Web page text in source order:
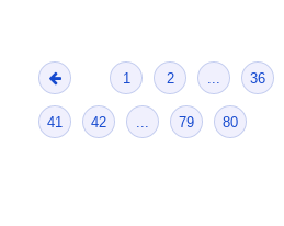
1 2 36
41 42 79 80